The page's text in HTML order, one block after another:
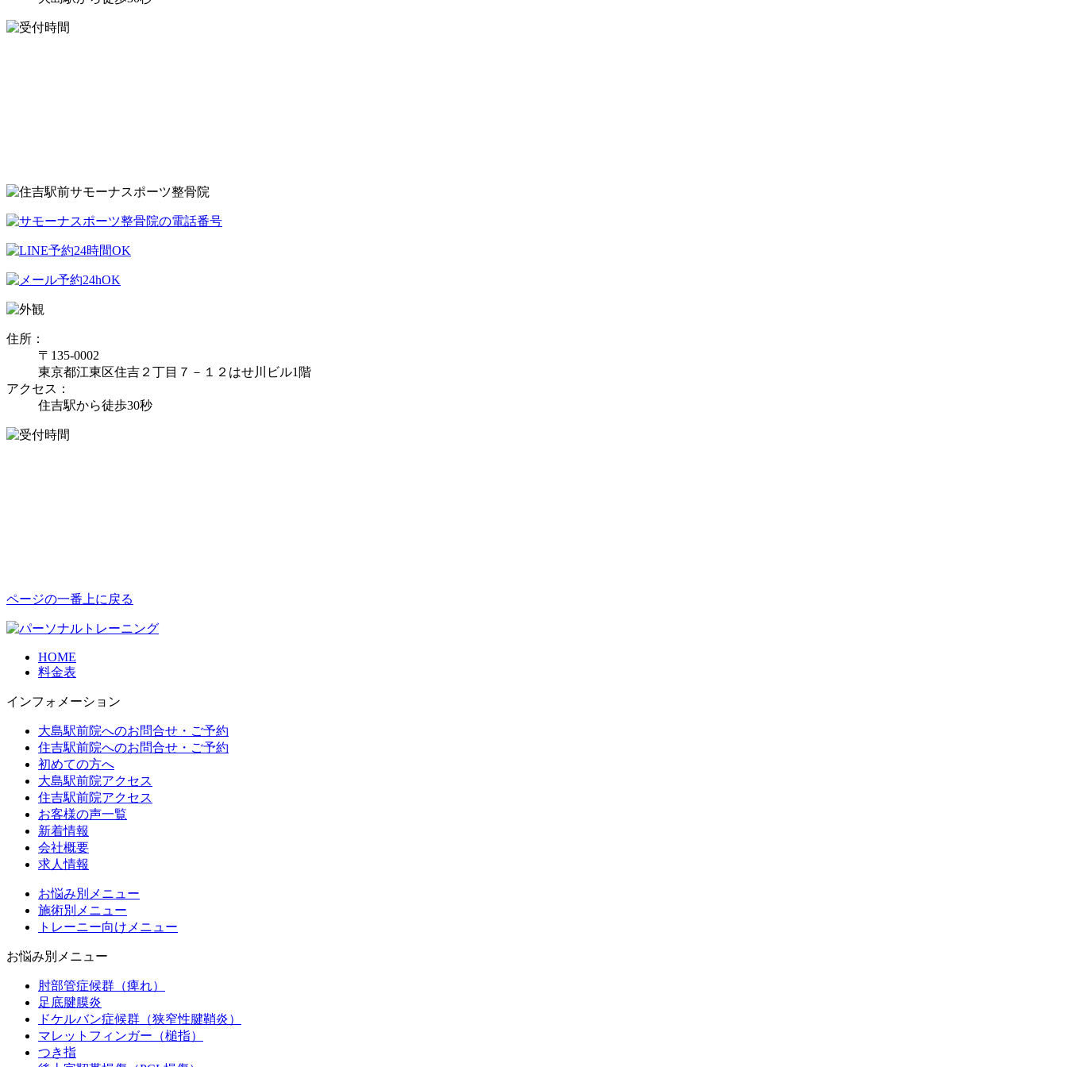
住所：
〒135-0002
東京都江東区住吉２丁目７－１２はせ川ビル1階
アクセス：
住吉駅から徒歩30秒
ページの一番上に戻る
HOME
料金表
インフォメーション
大島駅前院へのお問合せ・ご予約
住吉駅前院へのお問合せ・ご予約
初めての方へ
大島駅前院アクセス
住吉駅前院アクセス
お客様の声一覧
新着情報
会社概要
求人情報
お悩み別メニュー
施術別メニュー
トレーニー向けメニュー
お悩み別メニュー
肘部管症候群（痺れ）
足底腱膜炎
ドケルバン症候群（狭窄性腱鞘炎）
マレットフィンガー（槌指）
つき指